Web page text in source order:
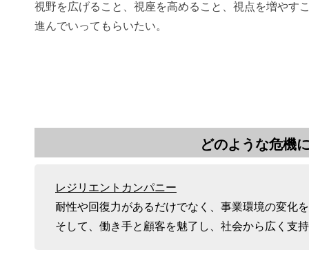
視野を広げること、視座を高めること、視点を増やす
進んでいってもらいたい。
どのような危機
レジリエントカンパニー
耐性や回復力があるだけでなく、事業環境の変化
そして、働き手と顧客を魅了し、社会から広く支